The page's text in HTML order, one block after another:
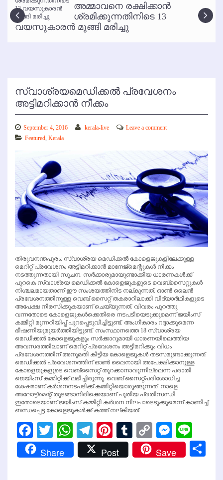
കോഴിക്കോട് വിമാനത്താവളത്തില്‍ അനധികൃത പാര്‍ക്കിംഗ് പിരിവ് :
പരാതി തള്ളി
അമ്മാവനെ രക്ഷിക്കാന്‍
ശ്രമിക്കുന്നതിനിടെ 13
വയസുകാരന്‍ മുങ്ങി മരിച്ചു
സ്വാശ്രയമെഡിക്കല്‍ പ്രവേശനം
അട്ടിമറിക്കാന്‍ നീക്കം
September 4, 2016 kerala-live
Leave a comment
Featured Kerala
തിരുവനന്തപുരം: സ്വാശ്രയ മെഡിക്കല്‍ കോളെജുകളിലേക്കുള്ള
മെറിറ്റ് പ്രവേശനം അട്ടിമറിക്കാന്‍ മാനേജ്‌മെന്റുകള്‍ നീക്കം
നടത്തുന്നതായി സൂചന. സര്‍ക്കാരുമായുണ്ടാക്കിയ ധാരണകള്‍ക്ക്
പുറകെ സ്വാശ്രയ മെഡിക്കല്‍ കോളെജുകളുടെ വെബ്‌സൈറ്റുകള്‍
നിശ്ചലമായതാണ് ഈ സംശയത്തിനിട നല്കുന്നത്. ഓണ്‍ ലൈന്‍
പ്രവേശനത്തിനുള്ള വെബ് സൈറ്റ് തകരാറിലാക്കി വിദ്യാര്‍ഥികളുടെ
അപേക്ഷ നിരസിക്കുകയാണ് ചെയ്യുന്നത്. വിവരം പുറത്തു
വന്നതോടെ കോളെജുകള്‍ക്കെതിരെ നടപടിയെടുക്കുമെന്ന് ജയിംസ്
കമ്മിറ്റി മുന്നറിയിപ്പ് പുറപ്പെടുവിച്ചിട്ടുണ്ട്. അംഗീകാരം റദ്ദാക്കുമെന്ന
ഭീഷണിയുമുയര്‍ത്തിയിട്ടുണ്ട്. സംസ്ഥാനത്തെ 18 സ്വാശ്രയ
മെഡിക്കല്‍ കോളെജുകളും സര്‍ക്കാറുമായി ധാരണയിലെത്തിയ
അവസരത്തിലാണ് മെറിറ്റ് പ്രവേശനം അട്ടിമറിക്കും വിധം
പ്രവേശനത്തിന് അനുമതി കിട്ടിയ കോളെജുകള്‍ തടസമുണ്ടാക്കുന്നത്.
മെഡിക്കല്‍ പ്രവേശനത്തിന് ഓണ്‍ ലൈനായി അപേക്ഷിക്കാനുള്ള
കോളെജുകളുടെ വെബ്‌സൈറ്റ് തുറക്കാനാവുന്നില്ലെന്ന പരാതി
ജെയിംസ് കമ്മിറ്റിക്ക് ലഭിച്ചിരുന്നു. വെബ് സൈറ്റ്പരിശോധിച്ച
ശേഷമാണ് കര്‍ശനനടപടിക്ക് കമ്മിറ്റിയൊരുങ്ങുന്നത്. നാളെ
അലോട്ട്‌മെന്റ് തുടങ്ങാനിരിക്കെയാണ് പുതിയ പ്രതിസന്ധി.
ഇതോടെയാണ് ജയിംസ് കമ്മിറ്റി കര്‍ശന നിലപാടെടുക്കുമെന്ന് കാണിച്ച്
ബന്ധപ്പെട്ട കോളെജുകള്‍ക്ക് കത്ത് നല്കിയത്.
Facebook
Twitter
WhatsApp
Telegram
Pinterest
Tumblr
Copy
Link
Share Post Save